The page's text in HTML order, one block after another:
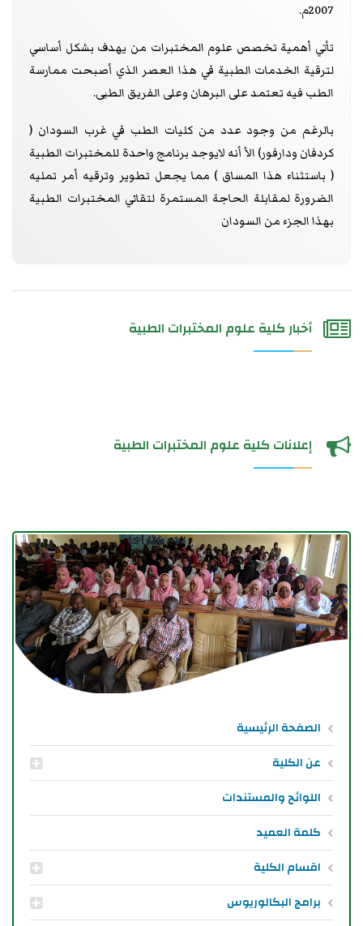
الصفحة الرئيسية
عن الكلية
اللوائح والمستندات
كلمة العميد
اقسام الكلية
برامج البكالوريوس
2007م.
تأتي أهمية تخصص علوم المختبرات من يهدف بشكل أساسي
لترقية الخدمات الطبية في هذا العصر الذي أصبحت ممارسة
الطب فيه تعتمد على البرهان وعلى الفريق الطبى.
بالرغم من وجود عدد من كليات الطب في غرب السودان (
كردفان ودارفور) الأ أنه لايوجد برنامج واحدة للمختبرات الطبية
( باستثناء هذا المساق ) مما يجعل تطوير وترقيه أمر تمليه
الضرورة لمقابلة الحاجة المستمرة لتقاني المختبرات الطبية
بهذا الجزء من السودان
أخبار كلية علوم المختبرات الطبية
إعلانات كلية علوم المختبرات الطبية